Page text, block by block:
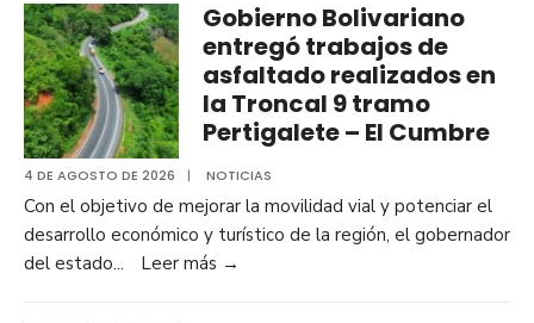
Gobierno Bolivariano
entregó trabajos de
asfaltado realizados en
la Troncal 9 tramo
Pertigalete – El Cumbre
4 DE AGOSTO DE 2026 | NOTICIAS
Con el objetivo de mejorar la movilidad vial y potenciar el
desarrollo económico y turístico de la región, el gobernador
del estado... Leer más →